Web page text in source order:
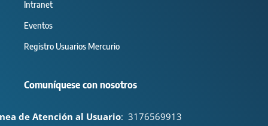
Intranet
Eventos
Registro Usuarios Mercurio
Comuníquese con nosotros
de Atención al Usuario: 3176569913